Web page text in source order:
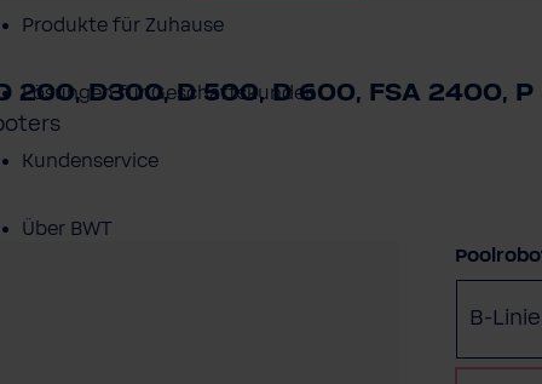
Produkte für Zuhause
Lösungen für Geschäftskunden
Kundenservice
Über BWT
D300, D 500, D 600, FSA 2400,
B-Linie